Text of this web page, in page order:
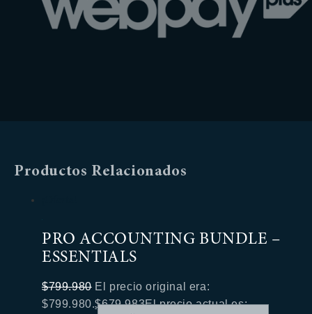
Productos Relacionados
PRO ACCOUNTING BUNDLE –
ESSENTIALS
$799.980 El precio original era:
$799.980.$679.983El precio actual es: